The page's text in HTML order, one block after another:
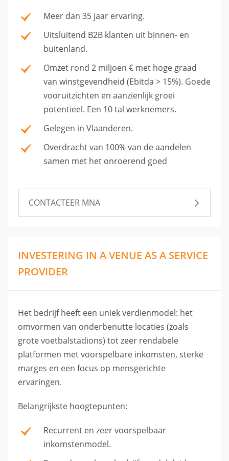
Meer dan 35 jaar ervaring.
Uitsluitend B2B klanten uit binnen- en
buitenland.
Omzet rond 2 miljoen € met hoge graad
van winstgevendheid (Ebitda > 15%). Goede
vooruitzichten en aanzienlijk groei
potentieel. Een 10 tal werknemers.
Gelegen in Vlaanderen.
Overdracht van 100% van de aandelen
samen met het onroerend goed
CONTACTEER MNA
INVESTERING IN A VENUE AS A SERVICE
PROVIDER
Het bedrijf heeft een uniek verdienmodel: het
omvormen van onderbenutte locaties (zoals
grote voetbalstadions) tot zeer rendabele
platformen met voorspelbare inkomsten, sterke
marges en een focus op mensgerichte
ervaringen.
Belangrijkste hoogtepunten:
Recurrent en zeer voorspelbaar
inkomstenmodel.